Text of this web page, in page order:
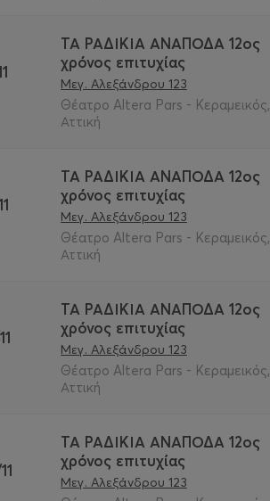
ΤΑ ΡΑΔΙΚΙΑ ΑΝΑΠΟΔΑ 12ος
χρόνος επιτυχίας
Μεγ. Αλεξάνδρου 123
Θέατρο Altera Pars - Κεραμεικός,
Αττική
ΤΑ ΡΑΔΙΚΙΑ ΑΝΑΠΟΔΑ 12ος
χρόνος επιτυχίας
Μεγ. Αλεξάνδρου 123
Θέατρο Altera Pars - Κεραμεικός,
Αττική
ΤΑ ΡΑΔΙΚΙΑ ΑΝΑΠΟΔΑ 12ος
χρόνος επιτυχίας
Μεγ. Αλεξάνδρου 123
Θέατρο Altera Pars - Κεραμεικός,
Αττική
ΤΑ ΡΑΔΙΚΙΑ ΑΝΑΠΟΔΑ 12ος
χρόνος επιτυχίας
Μεγ. Αλεξάνδρου 123